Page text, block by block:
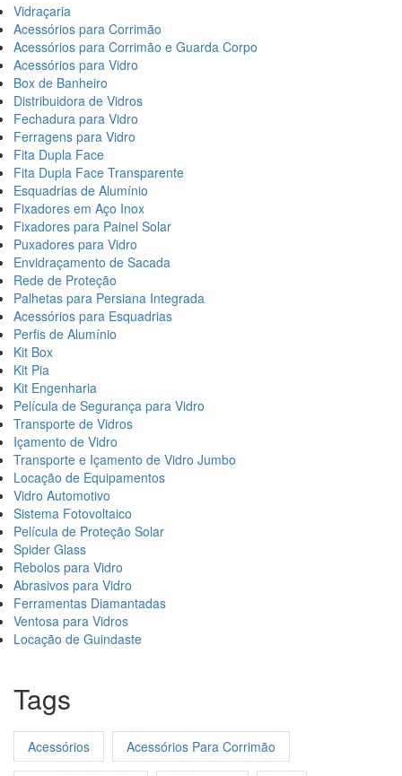
Vidraçaria
Acessórios para Corrimão
Acessórios para Corrimão e Guarda Corpo
Acessórios para Vidro
Box de Banheiro
Distribuidora de Vidros
Fechadura para Vidro
Ferragens para Vidro
Fita Dupla Face
Fita Dupla Face Transparente
Esquadrias de Alumínio
Fixadores em Aço Inox
Fixadores para Painel Solar
Puxadores para Vidro
Envidraçamento de Sacada
Rede de Proteção
Palhetas para Persiana Integrada
Acessórios para Esquadrias
Perfis de Alumínio
Kit Box
Kit Pia
Kit Engenharia
Película de Segurança para Vidro
Transporte de Vidros
Içamento de Vidro
Transporte e Içamento de Vidro Jumbo
Locação de Equipamentos
Vidro Automotivo
Sistema Fotovoltaico
Película de Proteção Solar
Spider Glass
Rebolos para Vidro
Abrasivos para Vidro
Ferramentas Diamantadas
Ventosa para Vidros
Locação de Guindaste
Tags
Acessórios Acessórios Para Corrimão